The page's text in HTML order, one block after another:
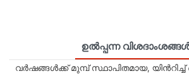
ഉൽപ്പന്ന
വർഷങ്ങൾക്ക് മുമ്പ് സ്ഥാപിതമായ, യിൻറിച്ച്